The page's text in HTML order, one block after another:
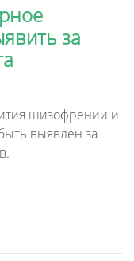
за
шизофрении и
выявлен за